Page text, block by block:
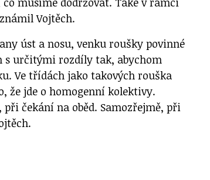
Vojtěch.
úst a nosu, venku roušky povinné
s určitými rozdíly tak, abychom
Ve třídách jako takových rouška
že jde o homogenní kolektivy.
při čekání na oběd. Samozřejmě, při